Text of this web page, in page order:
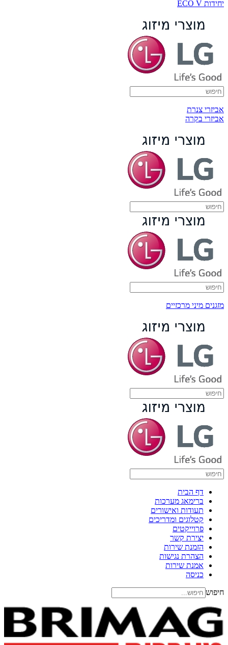
יחידות ECO V
אביזרי צנרת
אביזרי בקרה
מזגנים מיני מרכזיים
דף הבית
ברימאג מערכות
תעודות ואישורים
קטלוגים ומדריכים
פרוייקטים
יצירת קשר
הזמנת שירות
הצהרת נגישות
אמנת שירות
כניסה
חיפוש